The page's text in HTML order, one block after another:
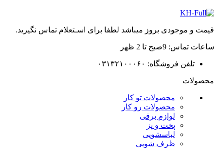
قیمت و موجودی بروز میباشد لطفا برای اسـتعلام تماس نگیرید.
ساعات تماس: 9صبح تا 2 ظهر
تلفن فروشگاه: ۰۳۱۳۲۱۰۰۰۶۰
محصولات
محصولات تو کار
محصولات رو کار
لوازم برقی
پخت و پز
لباسشویی
ظرف شویی